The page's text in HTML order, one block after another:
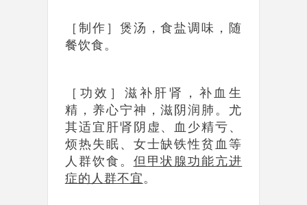
［制作］煲汤，食盐调味，随
餐饮食。
［功效］滋补肝肾，补血生
精，养心宁神，滋阴润肺。尤
其适宜肝肾阴虚、血少精亏、
烦热失眠、女士缺铁性贫血等
人群饮食。 但甲状腺功能亢进
症的人群不宜。